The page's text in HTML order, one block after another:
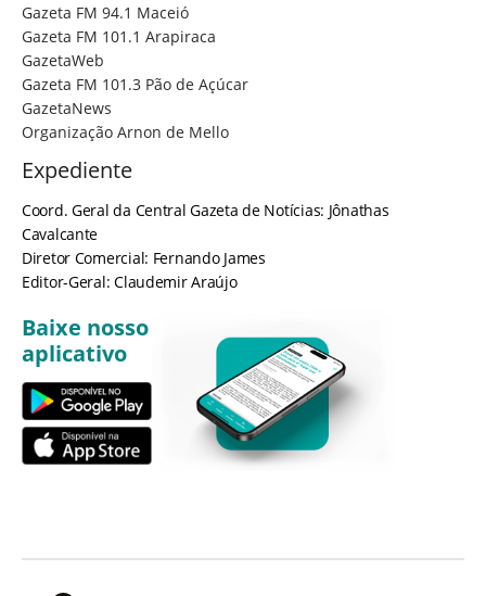
Gazeta FM 94.1 Maceió
Gazeta FM 101.1 Arapiraca
GazetaWeb
Gazeta FM 101.3 Pão de Açúcar
GazetaNews
Organização Arnon de Mello
Expediente
Coord. Geral da Central Gazeta de Notícias: Jônathas
Cavalcante
Diretor Comercial: Fernando James
Editor-Geral: Claudemir Araújo
Baixe nosso
aplicativo